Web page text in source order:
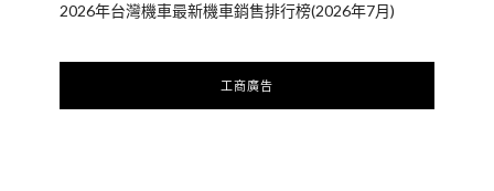
2026年台灣機車最新機車銷售排行榜(2026年7月)
工商廣告